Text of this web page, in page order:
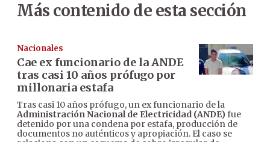
Más contenido de esta sección
Nacionales
Cae ex funcionario de la ANDE
tras casi 10 años prófugo por
millonaria estafa
Tras casi 10 años prófugo, un ex funcionario de la
Administración Nacional de Electricidad (ANDE)fue
detenido por una condena por estafa, producción de
documentos no auténticos y apropiación. El caso se